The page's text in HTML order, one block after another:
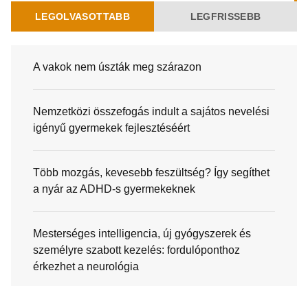
LEGOLVASOTTABB LEGFRISSEBB
A vakok nem úszták meg szárazon
Nemzetközi összefogás indult a sajátos nevelési
igényű gyermekek fejlesztéséért
Több mozgás, kevesebb feszültség? Így segíthet
a nyár az ADHD-s gyermekeknek
Mesterséges intelligencia, új gyógyszerek és
személyre szabott kezelés: fordulóponthoz
érkezhet a neurológia